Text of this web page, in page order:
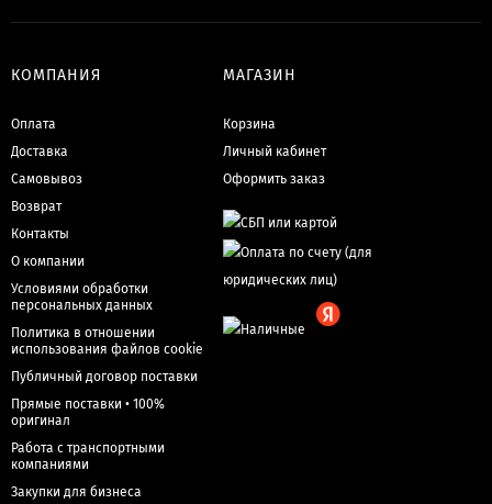
КОМПАНИЯ
Оплата
Доставка
Самовывоз
Возврат
Контакты
О компании
Условиями обработки
персональных данных
Политика в отношении
использования файлов cookie
Публичный договор поставки
Прямые поставки • 100%
оригинал
Работа с транспортными
компаниями
Закупки для бизнеса
МАГАЗИН
Корзина
Личный кабинет
Оформить заказ